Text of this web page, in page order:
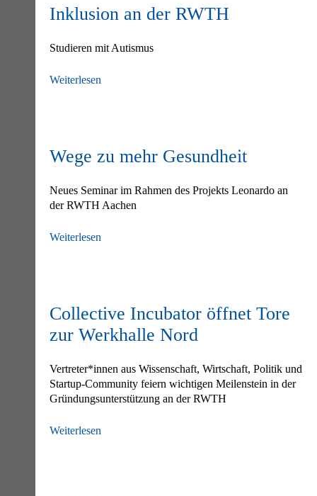
Inklusion an der RWTH
Studieren mit Autismus
Weiterlesen
Wege zu mehr Gesundheit
Neues Seminar im Rahmen des Projekts Leonardo an
der RWTH Aachen
Weiterlesen
Collective Incubator öffnet Tore
zur Werkhalle Nord
Vertreter*innen aus Wissenschaft, Wirtschaft, Politik und
Startup-Community feiern wichtigen Meilenstein in der
Gründungsunterstützung an der RWTH
Weiterlesen